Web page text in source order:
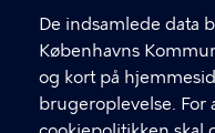
De indsamlede data
Københavns
og kort på
brugeroplevelse. For
Center for
Kbh
Mimersgade 41, 2.